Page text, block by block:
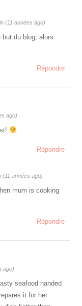
(11 années ago)
but du blog, alors
Répondre
ago)
Répondre
(11 années ago)
mum is cooking
Répondre
ago)
seafood handed
it for her